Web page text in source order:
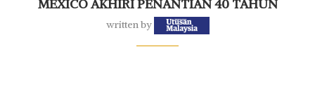
MEXICO AKHIRI PENANTIAN 40 TAHUN
written by